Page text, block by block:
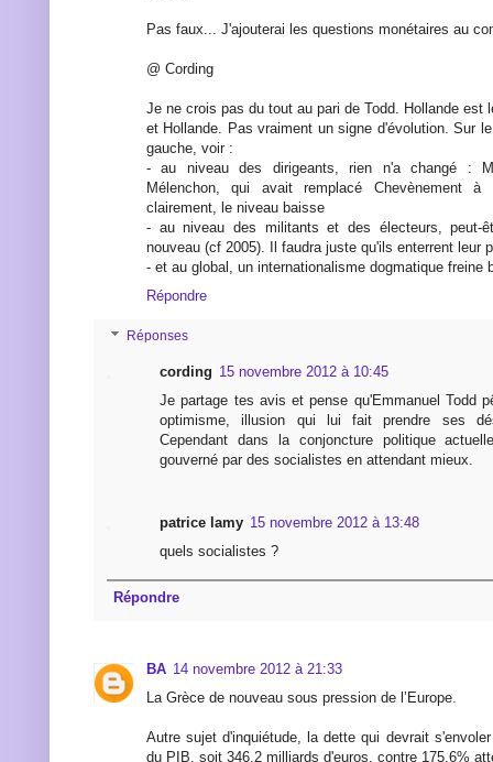
Pas faux... J'ajouterai les questions monétaires au
@ Cording
Je ne crois pas du tout au pari de Todd. Hollande est
et Hollande. Pas vraiment un signe d'évolution. Sur
gauche, voir :
- au niveau des dirigeants, rien n'a changé :
Mélenchon, qui avait remplacé Chevènement
clairement, le niveau baisse
- au niveau des militants et des électeurs, peut-
nouveau (cf 2005). Il faudra juste qu'ils enterrent leur
- et au global, un internationalisme dogmatique freine
Répondre
Réponses
cording 15 novembre 2012 à 10:45
Je partage tes avis et pense qu'Emmanuel Todd
optimisme, illusion qui lui fait prendre ses
Cependant dans la conjoncture politique
gouverné par des socialistes en attendant mieux.
patrice lamy 15 novembre 2012 à 13:48
quels socialistes ?
Répondre
BA 14 novembre 2012 à 21:33
La Grèce de nouveau sous pression de l’Europe.
Autre sujet d'inquiétude, la dette qui devrait
du PIB, soit 346,2 milliards d'euros, contre 175,6%